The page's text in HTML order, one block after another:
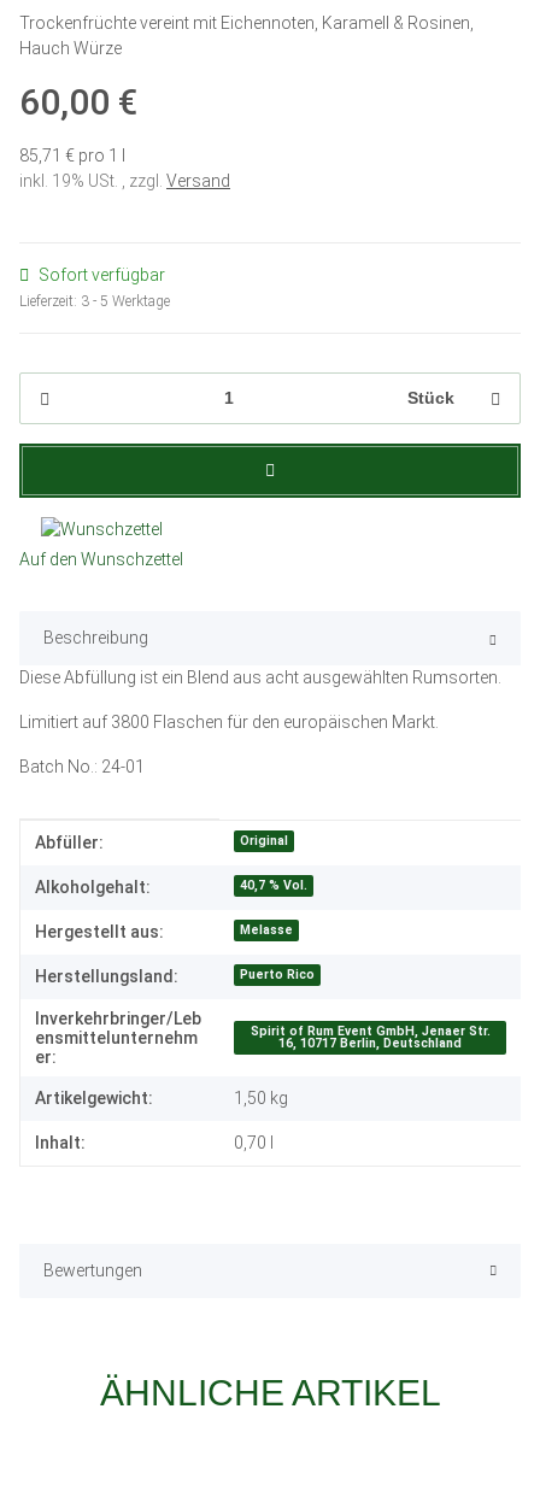
Trockenfrüchte vereint mit Eichennoten, Karamell & Rosinen,
Hauch Würze
60,00 €
85,71 € pro 1 l
inkl. 19% USt. , zzgl. Versand
Sofort verfügbar
Lieferzeit: 3 - 5 Werktage
Stück
Auf den Wunschzettel
Beschreibung
Diese Abfüllung ist ein Blend aus acht ausgewählten Rumsorten.
Limitiert auf 3800 Flaschen für den europäischen Markt.
Batch No.: 24-01
Produkteigenschaft
Wert
Abfüller: Original
Alkoholgehalt: 40,7 % Vol.
Hergestellt aus: Melasse
Herstellungsland: Puerto Rico
Inverkehrbringer/Leb
ensmittelunternehm
er:
Spirit of Rum Event GmbH, Jenaer Str.
16, 10717 Berlin, Deutschland
Artikelgewicht: 1,50 kg
Inhalt: 0,70 l
Bewertungen
ÄHNLICHE ARTIKEL